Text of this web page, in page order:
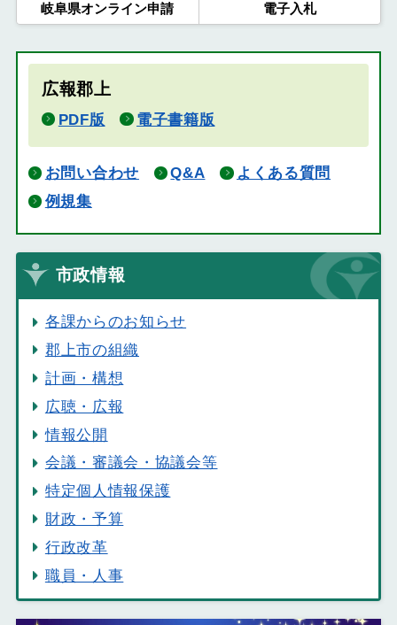
岐阜県オンライン申請 電子入札
広報郡上
PDF版 電子書籍版
お問い合わせ Q&A
よくある質問
例規集
市政情報
各課からのお知らせ
郡上市の組織
計画・構想
広聴・広報
情報公開
会議・審議会・協議会等
特定個人情報保護
財政・予算
行政改革
職員・人事